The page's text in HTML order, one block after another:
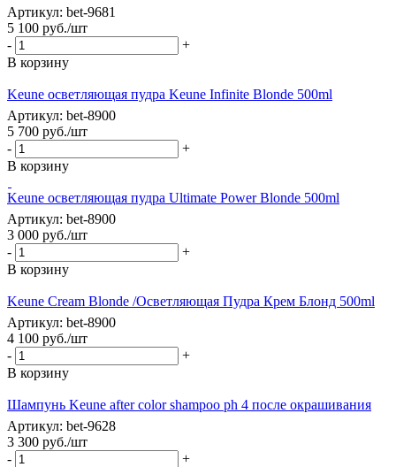
Артикул: bet-9681
5 100 руб./шт
-
+
В корзину
Keune осветляющая пудра Keune Infinite Blonde 500ml
Артикул: bet-8900
5 700 руб./шт
-
+
В корзину
Keune осветляющая пудра Ultimate Power Blonde 500ml
Артикул: bet-8900
3 000 руб./шт
-
+
В корзину
Keune Cream Blonde /Осветляющая Пудра Крем Блонд 500ml
Артикул: bet-8900
4 100 руб./шт
-
+
В корзину
Шампунь Keune after color shampoo ph 4 после окрашивания
Артикул: bet-9628
3 300 руб./шт
-
+